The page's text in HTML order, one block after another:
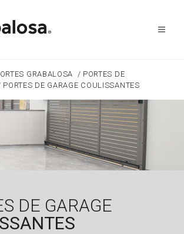
GRABALOSA / PORTES DE
PORTES DE GARAGE COULISSANTES
DE GARAGE